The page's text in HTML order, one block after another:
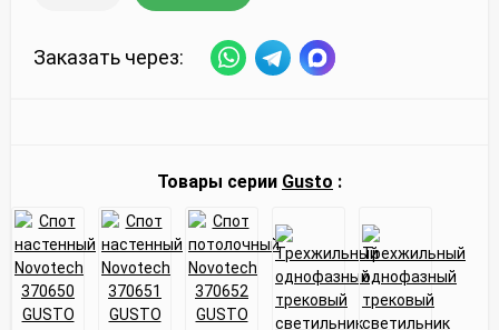
Заказать через:
Товары серии Gusto :